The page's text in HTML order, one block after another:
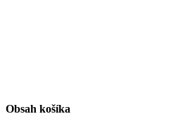
Obsah košíka